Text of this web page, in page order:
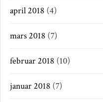
april 2018 (4)
mars 2018 (7)
februar 2018 (10)
januar 2018 (7)